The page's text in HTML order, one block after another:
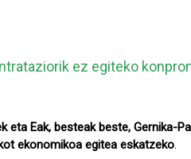
ez egiteko
eta Eak, besteak beste,
ekonomikoa egitea eskatzeko.